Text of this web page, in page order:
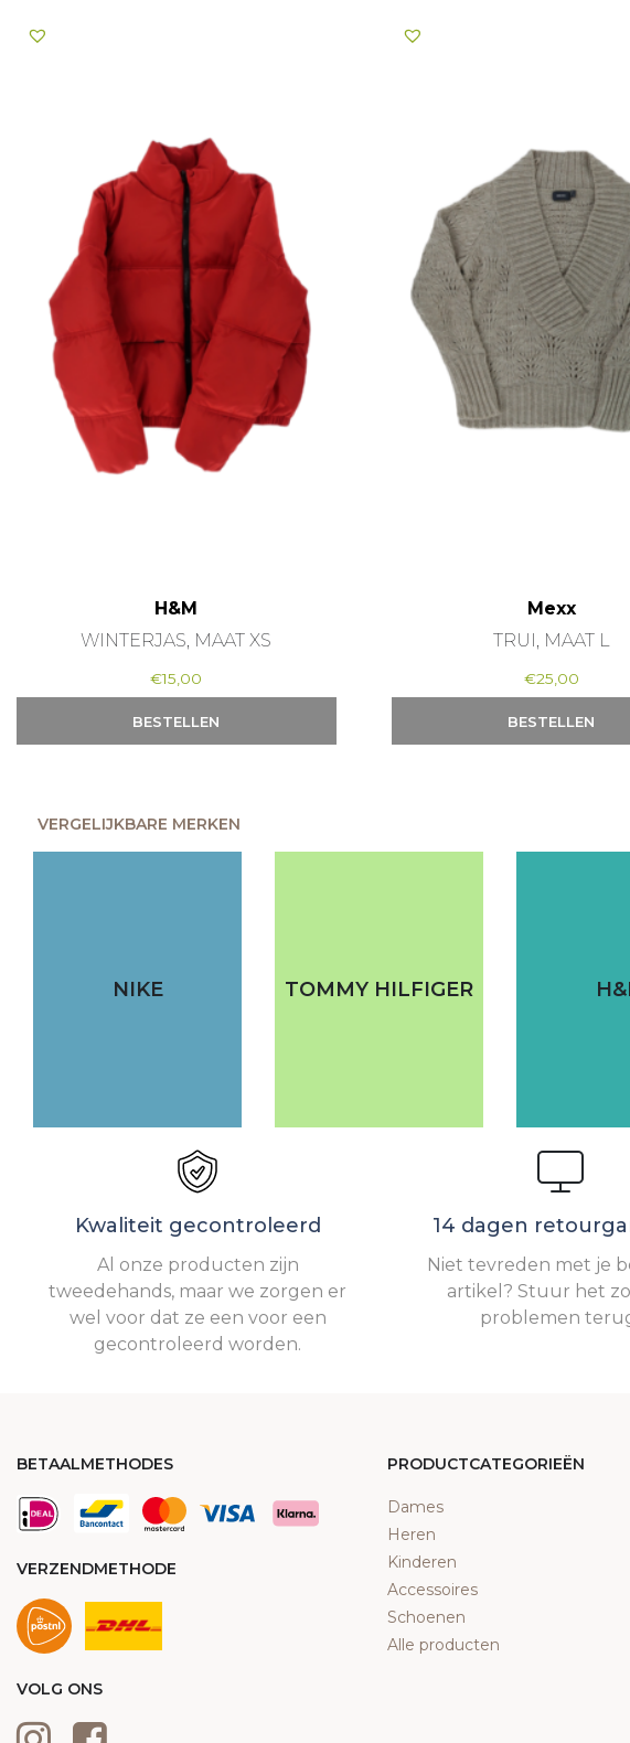
H&M
WINTERJAS, MAAT XS
€15,00
BESTELLEN
Mexx
TRUI, MAAT L
€25,00
BESTELLEN
VERGELIJKBARE MERKEN
NIKE TOMMY HILFIGER
Kwaliteit gecontroleerd
Al onze producten zijn
tweedehands, maar we zorgen er
wel voor dat ze een voor een
gecontroleerd worden.
14 dagen
Niet tevreden met je
artikel? Stuur het
problemen
BETAALMETHODES
VERZENDMETHODE
VOLG ONS
PRODUCTCATEGORIEËN
Dames
Heren
Kinderen
Accessoires
Schoenen
Alle producten